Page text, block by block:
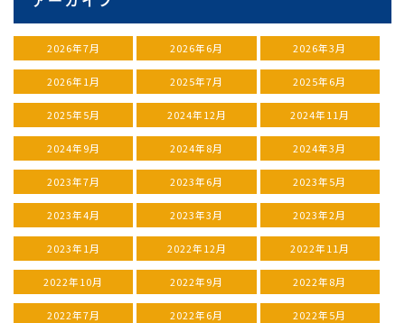
2026年7月 2026年6月 2026年3月
2026年1月 2025年7月 2025年6月
2025年5月 2024年12月 2024年11月
2024年9月 2024年8月 2024年3月
2023年7月 2023年6月 2023年5月
2023年4月 2023年3月 2023年2月
2023年1月 2022年12月 2022年11月
2022年10月 2022年9月 2022年8月
2022年7月 2022年6月 2022年5月